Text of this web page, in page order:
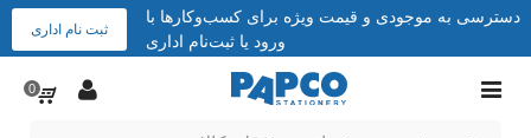
دسترسی به موجودی و قیمت ویژه برای کسب‌وکارها با
ورود یا ثبت‌نام اداری
ثبت نام اداری
0